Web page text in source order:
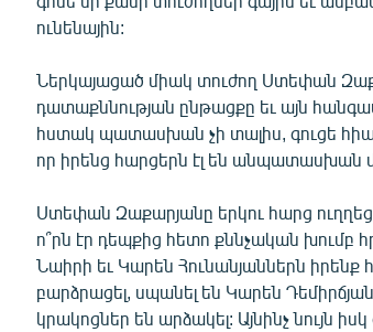
ունենային:
Ներկայացած միակ տուժող Ստեփան
դատաքննության ընթացքը եւ այն
հստակ պատասխան չի տալիս, գուցե
որ իրենց հարցերն էլ են անպատասխան
Ստեփան Զաքարյանը երկու հարց
ո՞րն էր դեպքից հետո քննչական խումբ
Նաիրի եւ Կարեն Հունանյաններն
բարձրացել, սպանել են Կարեն
կրակոցներ են արձակել: Այնինչ նույն